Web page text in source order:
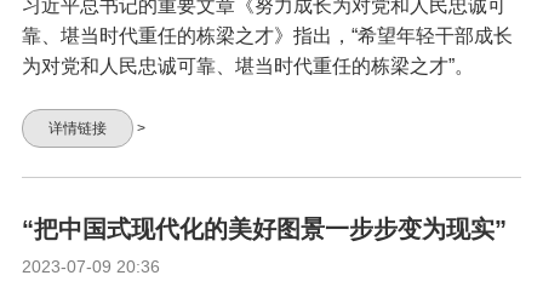
习近平总书记的重要文章《努力成长为对党和人民忠诚可
靠、堪当时代重任的栋梁之才》指出，“希望年轻干部成长
为对党和人民忠诚可靠、堪当时代重任的栋梁之才”。
详情链接 >
“把中国式现代化的美好图景一步步变为现实”
2023-07-09 20:36